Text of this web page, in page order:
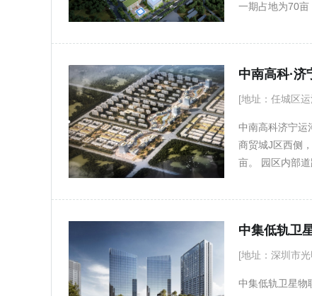
一期占地为70亩
务中心，同期建
验中心、职工生
态，重点承接深
中南高科·济
[地址：任城区
中南高科济宁运
商贸城J区西侧
亩。 园区内部
徐高速11公里
中集低轨卫
[地址：深圳市
中集低轨卫星物